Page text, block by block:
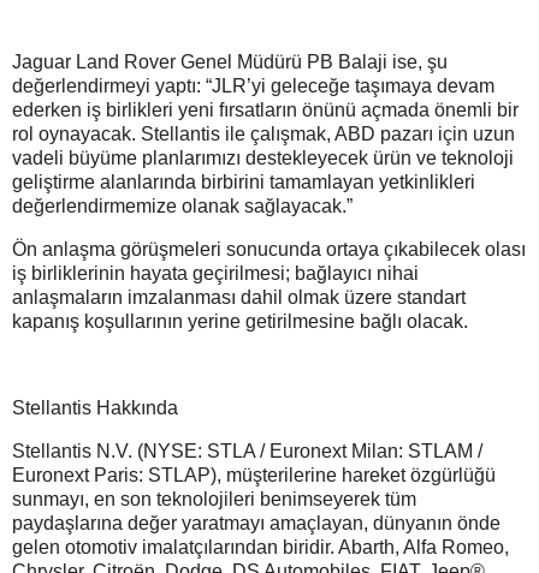
Jaguar Land Rover Genel Müdürü PB Balaji ise, şu
değerlendirmeyi yaptı: “JLR’yi geleceğe taşımaya devam
ederken iş birlikleri yeni fırsatların önünü açmada önemli bir
rol oynayacak. Stellantis ile çalışmak, ABD pazarı için uzun
vadeli büyüme planlarımızı destekleyecek ürün ve teknoloji
geliştirme alanlarında birbirini tamamlayan yetkinlikleri
değerlendirmemize olanak sağlayacak.”
Ön anlaşma görüşmeleri sonucunda ortaya çıkabilecek olası
iş birliklerinin hayata geçirilmesi; bağlayıcı nihai
anlaşmaların imzalanması dahil olmak üzere standart
kapanış koşullarının yerine getirilmesine bağlı olacak.
Stellantis Hakkında
Stellantis N.V. (NYSE: STLA / Euronext Milan: STLAM /
Euronext Paris: STLAP), müşterilerine hareket özgürlüğü
sunmayı, en son teknolojileri benimseyerek tüm
paydaşlarına değer yaratmayı amaçlayan, dünyanın önde
gelen otomotiv imalatçılarından biridir. Abarth, Alfa Romeo,